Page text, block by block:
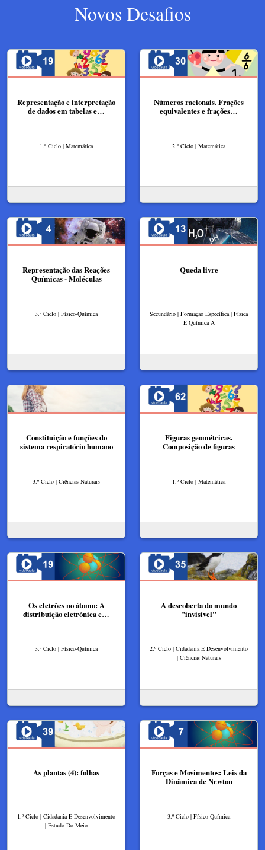
Novos Desafios
Representação e interpretação
de dados em tabelas e…
1.º Ciclo | Matemática
Números racionais. Frações
equivalentes e frações…
2.º Ciclo | Matemática
Representação das Reações
Químicas - Moléculas
3.º Ciclo | Físico-Química
Queda livre
Secundário | Formação Específica | Física
E Química A
Constituição e funções do
sistema respiratório humano
3.º Ciclo | Ciências Naturais
Figuras geométricas.
Composição de figuras
1.º Ciclo | Matemática
Os eletrões no átomo: A
distribuição eletrónica e…
3.º Ciclo | Físico-Química
A descoberta do mundo
"invisível"
2.º Ciclo | Cidadania E Desenvolvimento
| Ciências Naturais
As plantas (4): folhas
1.º Ciclo | Cidadania E Desenvolvimento
| Estudo Do Meio
Forças e Movimentos: Leis da
Dinâmica de Newton
3.º Ciclo | Físico-Química